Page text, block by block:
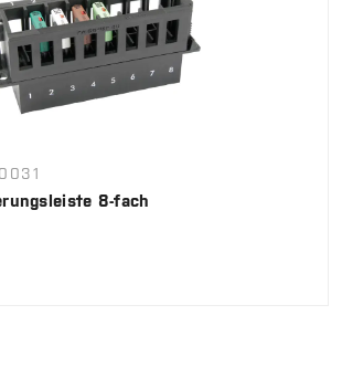
8-fach